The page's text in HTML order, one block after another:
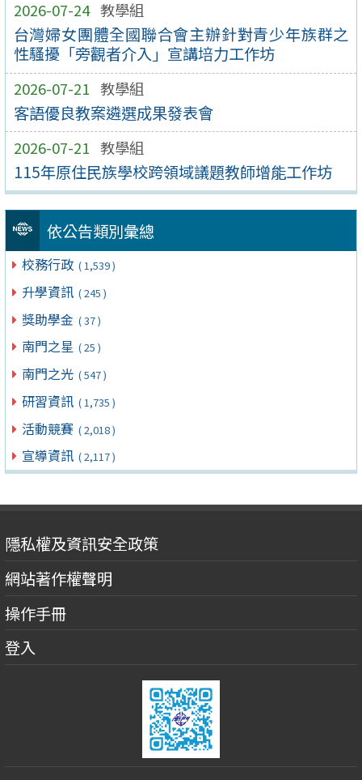
2026-07-24 教學組
台灣婦女團體全國聯合會主辦針對青少年族群之
性騷擾「旁觀者介入」宣講培力工作坊
2026-07-21 教學組
客語優良教案遴選成果發表會
2026-07-21 教學組
115年原住民族學校跨領域議題教師增能工作坊
依公告類別彙總
校務行政 ( 1,539 )
升學資訊 ( 245 )
獎助學金 ( 37 )
南門之星 ( 25 )
南門之光 ( 547 )
研習資訊 ( 1,735 )
活動競賽 ( 2,018 )
宣導資訊 ( 2,117 )
隱私權及資訊安全政策
網站著作權聲明
操作手冊
登入